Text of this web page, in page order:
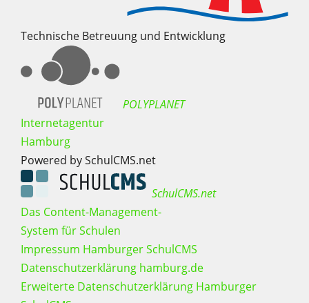
Technische Betreuung und Entwicklung
POLYPLANET
Internetagentur
Hamburg
Powered by SchulCMS.net
SchulCMS.net
Das Content-Management-
System für Schulen
Impressum Hamburger SchulCMS
Datenschutzerklärung hamburg.de
Erweiterte Datenschutzerklärung Hamburger